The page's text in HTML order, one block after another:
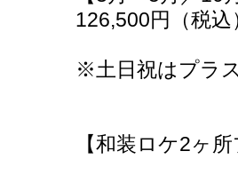
126,500円（税込
※土日祝はプラ
【和装ロケ2ヶ所